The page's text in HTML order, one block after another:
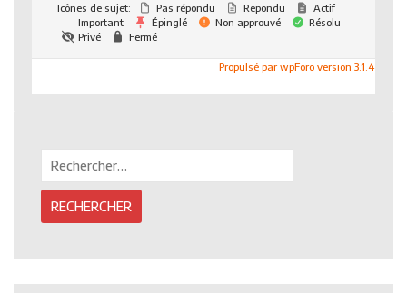
Icônes de sujet:
Pas répondu Repondu
Actif
Important
Épinglé Non approuvé
Résolu
Privé
Fermé
Propulsé par wpForo version 3.1.4